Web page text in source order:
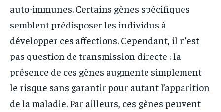
auto-immunes. Certains gènes spécifiques
semblent prédisposer les individus à
développer ces affections. Cependant, il n’est
pas question de transmission directe : la
présence de ces gènes augmente simplement
le risque sans garantir pour autant l’apparition
de la maladie. Par ailleurs, ces gènes peuvent